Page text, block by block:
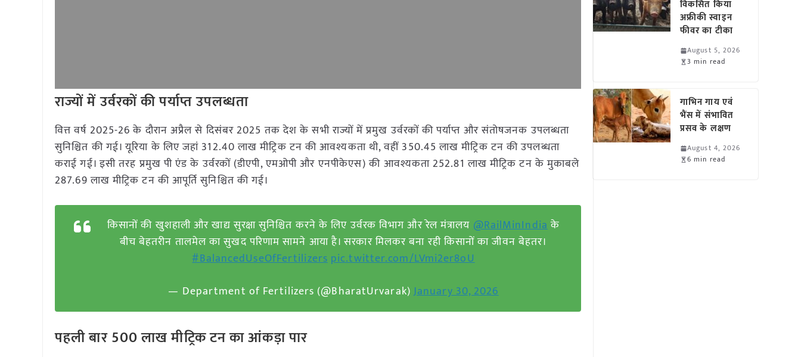
राज्यों में उर्वरकों की पर्याप्त उपलब्धता
वित्त वर्ष 2025-26 के दौरान अप्रैल से दिसंबर 2025 तक देश के सभी राज्यों में प्रमुख उर्वरकों की पर्याप्त और संतोषजनक उपलब्धता
सुनिश्चित की गई। यूरिया के लिए जहां 312.40 लाख मीट्रिक टन की आवश्यकता थी, वहीं 350.45 लाख मीट्रिक टन की उपलब्धता
कराई गई। इसी तरह प्रमुख पी एंड के उर्वरकों (डीएपी, एमओपी और एनपीकेएस) की आवश्यकता 252.81 लाख मीट्रिक टन के मुकाबले
287.69 लाख मीट्रिक टन की आपूर्ति सुनिश्चित की गई।
किसानों की खुशहाली और खाद्य सुरक्षा सुनिश्चित करने के लिए उर्वरक विभाग और रेल मंत्रालय@RailMinIndiaके
बीच बेहतरीन तालमेल का सुखद परिणाम सामने आया है। सरकार मिलकर बना रही किसानों का जीवन बेहतर।
#BalancedUseOfFertilizers pic.twitter.com/LVmi2er8oU
— Department of Fertilizers (@BharatUrvarak)January 30, 2026
पहली बार 500 लाख मीट्रिक टन का आंकड़ा पार
विकसित किया
अफ्रीकी स्वाइन
फीवर का टीका
August 5, 2026
3 min read
गाभिन गाय एवं
भैंस में संभावित
प्रसव के लक्षण
August 4, 2026
6 min read